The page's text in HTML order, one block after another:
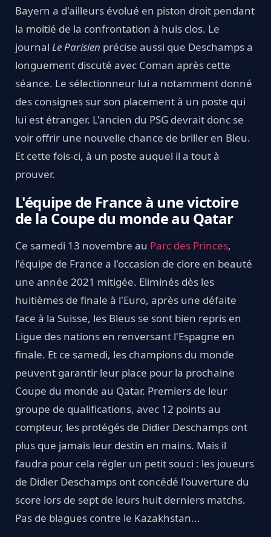
Bayern a d'ailleurs évolué en piston droit pendant
la moitié de la confrontation à huis clos. Le
journal Le Parisien précise aussi que Deschamps a
longuement discuté avec Coman après cette
séance. Le sélectionneur lui a notamment donné
des consignes sur son placement à un poste qui
lui est étranger. L'ancien du PSG devrait donc se
voir offrir une nouvelle chance de briller en Bleu.
Et cette fois-ci, à un poste auquel il a tout à
prouver.
L'équipe de France à une victoire
de la Coupe du monde au Qatar
Ce samedi 13 novembre au Parc des Princes,
l'équipe de France a l'occasion de clore en beauté
une année 2021 mitigée. Eliminés dès les
huitièmes de finale à l'Euro, après une défaite
face à la Suisse, les Bleus se sont bien repris en
Ligue des nations en renversant l'Espagne en
finale. Et ce samedi, les champions du monde
peuvent garantir leur place pour la prochaine
Coupe du monde au Qatar. Premiers de leur
groupe de qualifications, avec 12 points au
compteur, les protégés de Didier Deschamps ont
plus que jamais leur destin en mains. Mais il
faudra pour cela régler un petit souci : les joueurs
de Didier Deschamps ont concédé l'ouverture du
score lors de sept de leurs huit derniers matchs.
Pas de blagues contre le Kazakhstan...